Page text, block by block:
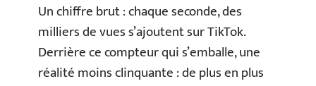
Un chiffre brut : chaque seconde, des
milliers de vues s’ajoutent sur TikTok.
Derrière ce compteur qui s’emballe, une
réalité moins clinquante : de plus en plus